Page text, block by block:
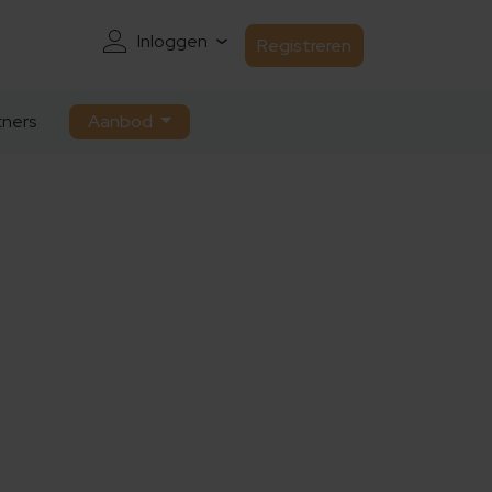
Inloggen Registreren
Aanbod